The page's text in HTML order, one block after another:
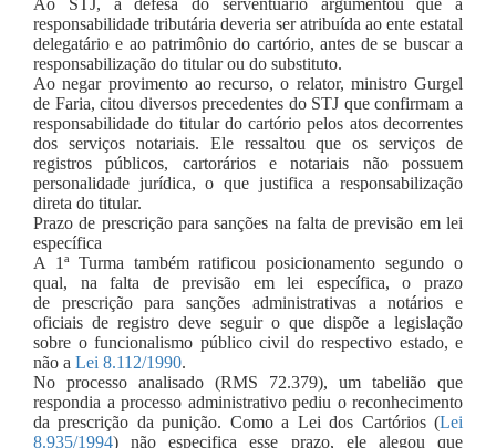
Ao STJ, a defesa do serventuário argumentou que a
responsabilidade tributária deveria ser atribuída ao ente estatal
delegatário e ao patrimônio do cartório, antes de se buscar a
responsabilização do titular ou do substituto.
Ao negar provimento ao recurso, o relator, ministro Gurgel
de Faria, citou diversos precedentes do STJ que confirmam a
responsabilidade do titular do cartório pelos atos decorrentes
dos serviços notariais. Ele ressaltou que os serviços de
registros públicos, cartorários e notariais não possuem
personalidade jurídica, o que justifica a responsabilização
direta do titular.
Prazo de prescrição para sanções na falta de previsão em lei
específica
A 1ª Turma também ratificou posicionamento segundo o
qual, na falta de previsão em lei específica, o prazo
de prescrição para sanções administrativas a notários e
oficiais de registro deve seguir o que dispõe a legislação
sobre o funcionalismo público civil do respectivo estado, e
não a Lei 8.112/1990.
No processo analisado (RMS 72.379), um tabelião que
respondia a processo administrativo pediu o reconhecimento
da prescrição da punição. Como a Lei dos Cartórios (Lei
8.935/1994) não especifica esse prazo, ele alegou que